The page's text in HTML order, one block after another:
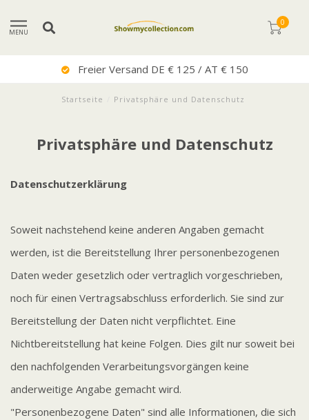
MENU
0
Sehr Guter Service
Startseite Privatsphäre und Datenschutz
Privatsphäre und Datenschutz
Datenschutzerklärung
Soweit nachstehend keine anderen Angaben gemacht
werden, ist die Bereitstellung Ihrer personenbezogenen
Daten weder gesetzlich oder vertraglich vorgeschrieben,
noch für einen Vertragsabschluss erforderlich. Sie sind zur
Bereitstellung der Daten nicht verpflichtet. Eine
Nichtbereitstellung hat keine Folgen. Dies gilt nur soweit bei
den nachfolgenden Verarbeitungsvorgängen keine
anderweitige Angabe gemacht wird.
"Personenbezogene Daten" sind alle Informationen, die sich